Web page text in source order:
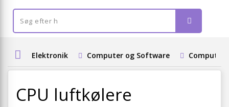
Elektronik Computer og Software Computer
CPU luftkølere